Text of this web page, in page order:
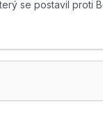
se postavil proti